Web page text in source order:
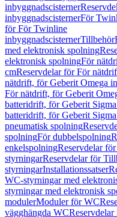
inbyggnadscisterner
inbyggnadscisternerFör
för För Twinline
inbyggnadscisternerTillbehör
med elektronisk spolning
elektronisk spolningFör
cmReservdelar för För
nätdrift, för Geberit Omega
För nätdrift, för Geberit
batteridrift, för Geberit
batteridrift, för Geberit
pneumatisk spolning
spolningFör dubbelspolning
enkelspolningReservdelar
styrningarReservdelar för
styrningarInstallationssatser
WC-styrningar med
styrningar med elektronisk
modulerModuler för WC
vägghängda WC